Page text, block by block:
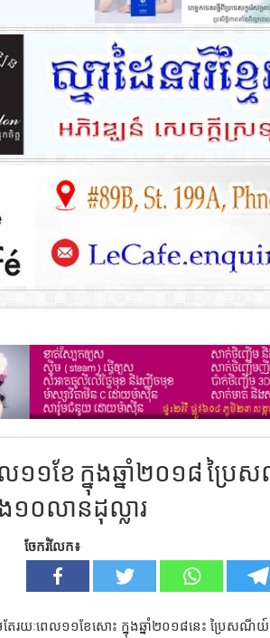
១១​ខែ ក្នុងឆ្នាំ២០១៨ ប្
១០លានដុល្លារ
ចែករំលែក៖
តែរយៈពេល១១ខែសោះ​ ក្នុងឆ្នាំ២០១៨នេះ ប្រៃស